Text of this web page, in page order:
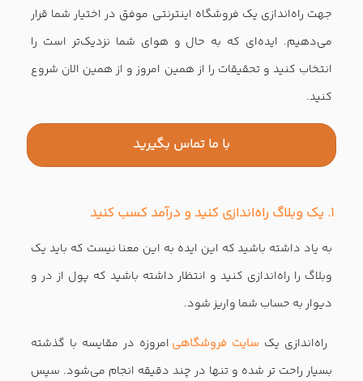
جهت راه‌اندازی یک فروشگاه اینترنتی موفق در اختیار شما قرار
می‌دهیم. ایده‌ای که به حال و هوای شما نزدیک‌تر است را
انتخاب کنید و تحقیقات را از همین امروز و از همین الان شروع
کنید.
با ما تماس بگیرید
به یاد داشته باشید که این ایده به این معنا نیست که باید یک
وبلاگ را راه‌اندازی کنید و انتظار داشته باشید که پول از در و
دیوار به حساب شما واریز شود.
راه‌اندازی یک سایت فروشگاهی امروزه در مقایسه با گذشته
بسیار راحت تر شده و تنها در چند دقیقه انجام می‌شود. سپس